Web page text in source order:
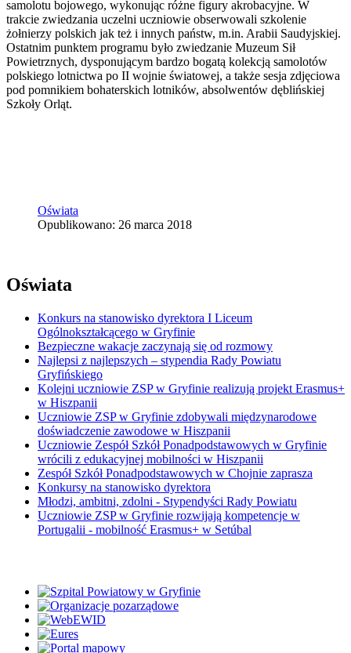
samolotu bojowego, wykonując różne figury akrobacyjne. W
trakcie zwiedzania uczelni uczniowie obserwowali szkolenie
żołnierzy polskich jak też i innych państw, m.in. Arabii Saudyjskiej.
Ostatnim punktem programu było zwiedzanie Muzeum Sił
Powietrznych, dysponującym bardzo bogatą kolekcją samolotów
polskiego lotnictwa po II wojnie światowej, a także sesja zdjęciowa
pod pomnikiem bohaterskich lotników, absolwentów dęblińskiej
Szkoły Orląt.
Oświata
Opublikowano: 26 marca 2018
Oświata
Konkurs na stanowisko dyrektora I Liceum
Ogólnokształcącego w Gryfinie
Bezpieczne wakacje zaczynają się od rozmowy
Najlepsi z najlepszych – stypendia Rady Powiatu
Gryfińskiego
Kolejni uczniowie ZSP w Gryfinie realizują projekt Erasmus+
w Hiszpanii
Uczniowie ZSP w Gryfinie zdobywali międzynarodowe
doświadczenie zawodowe w Hiszpanii
Uczniowie Zespół Szkół Ponadpodstawowych w Gryfinie
wrócili z edukacyjnej mobilności w Hiszpanii
Zespół Szkół Ponadpodstawowych w Chojnie zaprasza
Konkursy na stanowisko dyrektora
Młodzi, ambitni, zdolni - Stypendyści Rady Powiatu
Uczniowie ZSP w Gryfinie rozwijają kompetencje w
Portugalii - mobilność Erasmus+ w Setúbal